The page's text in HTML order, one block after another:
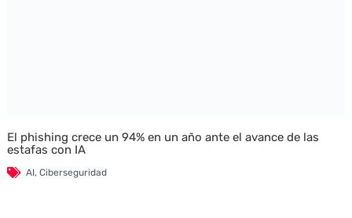
El phishing crece un 94% en un año ante el avance de las
estafas con IA
AI, Ciberseguridad